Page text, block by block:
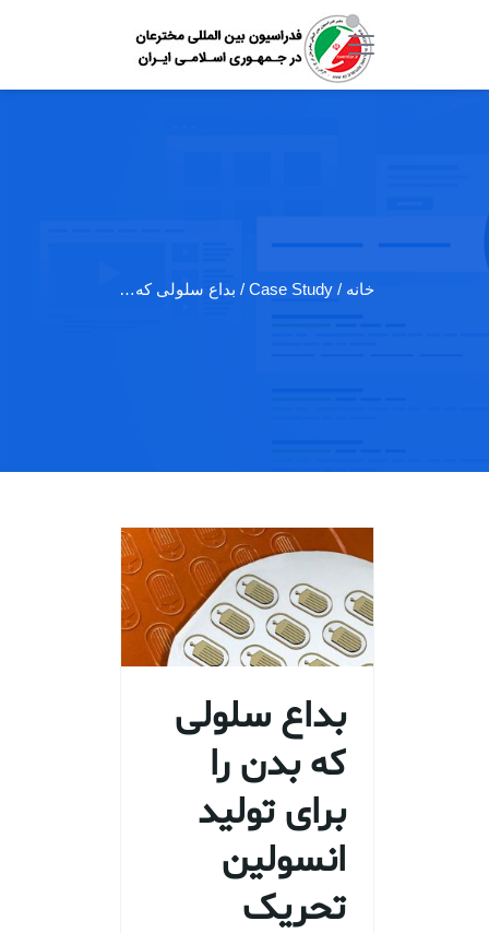
خانه / Case Study / بداع سلولی که…
بداع سلولی
که بدن را
برای تولید
انسولین
تحریک